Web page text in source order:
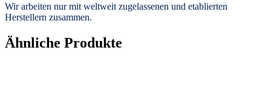
Wir arbeiten nur mit weltweit zugelassenen und etablierten
Herstellern zusammen.
Ähnliche Produkte